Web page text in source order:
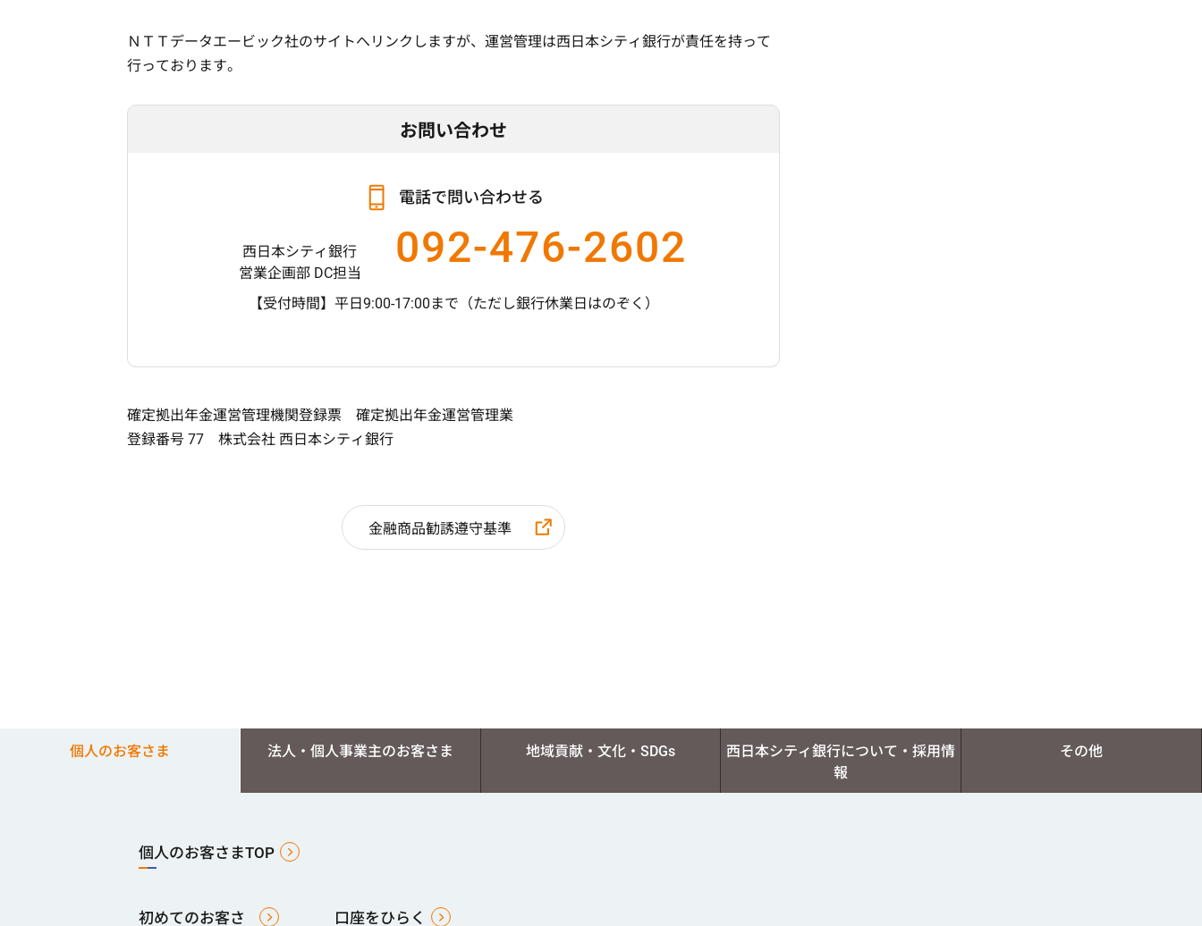
ＮＴＴデータエービック社のサイトへリンクしますが、運営管理は西日本シティ銀行が責任を持って
行っております。
お問い合わせ
電話で問い合わせる
西日本シティ銀行
営業企画部 DC担当
092-476-2602
【受付時間】平日9:00-17:00まで （ただし銀行休業日はのぞく）
確定拠出年金運営管理機関登録票 確定拠出年金運営管理業
登録番号 77 株式会社 西日本シティ銀行
金融商品勧誘遵守基準
個人のお客さま 法人・個人事業主のお客さま 地域貢献・文化・SDGs
西日本シティ銀行について・採用情
報
その他
個人のお客さまTOP
初めてのお客さ 口座をひらく